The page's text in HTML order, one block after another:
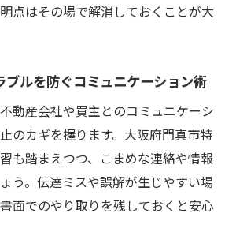
点はその場で解消しておくことが大
ブルを防ぐコミュニケーション術
動産会社や買主とのコミュニケーシ
のカギを握ります。大阪府門真市特
も踏まえつつ、こまめな連絡や情報
う。伝達ミスや誤解が生じやすい場
面でのやり取りを残しておくと安心